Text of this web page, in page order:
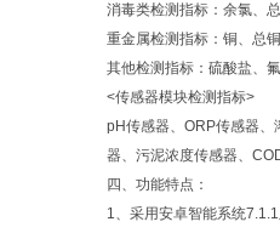
消毒类检测指标：余氯、
重金属检测指标：铜、总
其他检测指标：硫酸盐、
<传感器模块检测指标>
pH传感器、ORP传感器、
器、污泥浓度传感器、
四、功能特点：
1、采用安卓智能系统